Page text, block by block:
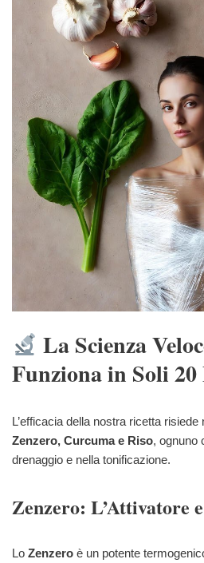
La Scienza
Funziona in Soli
L’efficacia della nostra ricetta risiede
Zenzero, Curcuma e Riso, ognuno
drenaggio e nella tonificazione.
Zenzero: L’Attivatore
Lo Zenzero è un potente